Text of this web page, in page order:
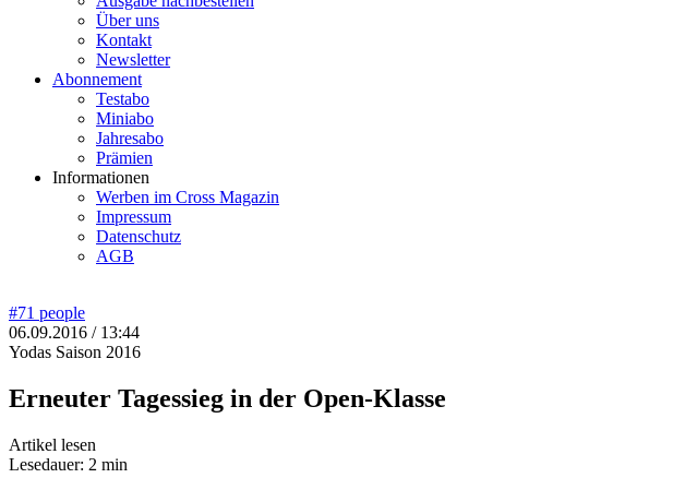
Über uns
Kontakt
Newsletter
Abonnement
Testabo
Miniabo
Jahresabo
Prämien
Informationen
Werben im Cross Magazin
Impressum
Datenschutz
AGB
#71 people
06.09.2016 / 13:44
Yodas Saison 2016
Erneuter Tagessieg in der Open-Klasse
Artikel lesen
Lesedauer: 2 min